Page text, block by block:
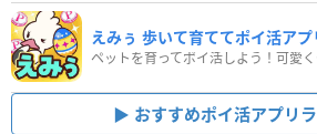
えみぅ 歩いて育ててポイ活アプ
おすすめポイ活アプリ